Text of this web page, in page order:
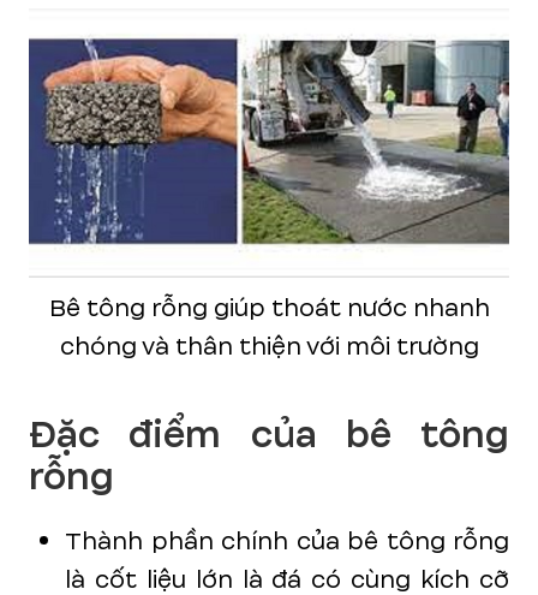
Bê tông rỗng giúp thoát nước nhanh
chóng và thân thiện với môi trường
Đặc điểm của bê tông
rỗng
Thành phần chính của bê tông rỗng
là cốt liệu lớn là đá có cùng kích cỡ